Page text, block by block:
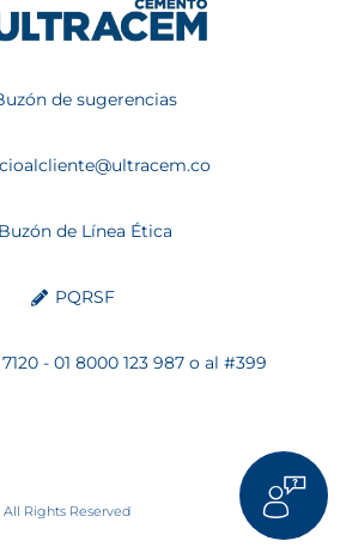
de sugerencias
Buzón de Línea Ética
PQRSF
7120 - 01 8000 123 987 o al #399
Rights Reserved